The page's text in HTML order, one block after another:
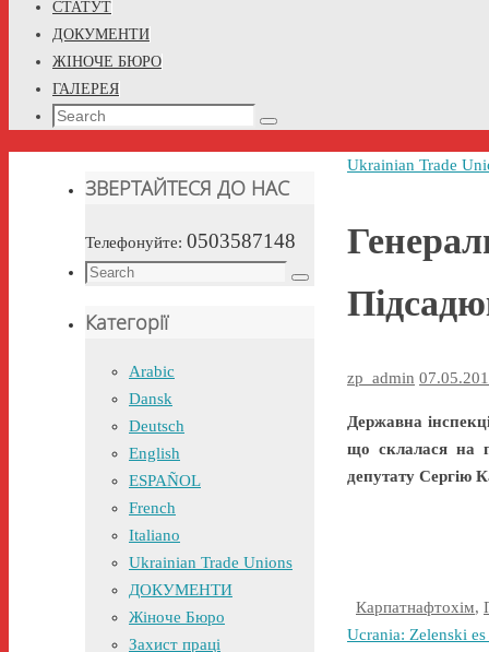
СТАТУТ
ДОКУМЕНТИ
ЖІНОЧЕ БЮРО
ГАЛЕРЕЯ
Search
Search
Home
Ukrainian Trade
zp_admin
Державна
що склалася на
депутату Сергію
Карпатнафтохім,
Ucrania: Zelenski
ЗВЕРТАЙТЕСЯ ДО НАС
Телефонуйте: 0503587148
Search
Search
Категорії
Arabic
Dansk
Deutsch
English
ESPAÑOL
French
Italiano
Ukrainian Trade Unions
ДОКУМЕНТИ
Жіноче Бюро
Захист праці